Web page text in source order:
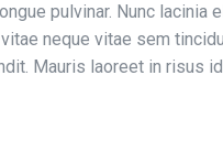
pulvinar. Nunc lacinia
neque vitae sem
Mauris laoreet in risus